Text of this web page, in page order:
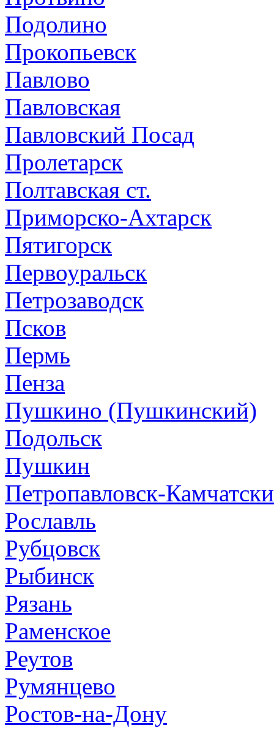
Подолино
Прокопьевск
Павлово
Павловская
Павловский Посад
Пролетарск
Полтавская ст.
Приморско-Ахтарск
Пятигорск
Первоуральск
Петрозаводск
Псков
Пермь
Пенза
Пушкино (Пушкинский)
Подольск
Пушкин
Петропавловск-
Рославль
Рубцовск
Рыбинск
Рязань
Раменское
Реутов
Румянцево
Ростов-на-Дону